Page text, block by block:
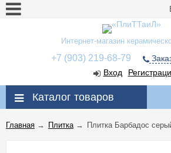
Интернет-магазин
+7 (903) 219-68-79
Вход
Каталог товаров
Главная → Плитка→ Плитка Барбадос